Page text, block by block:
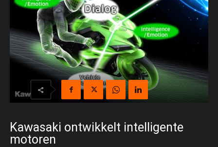
Kawasaki ontwikkelt intelligente
motoren